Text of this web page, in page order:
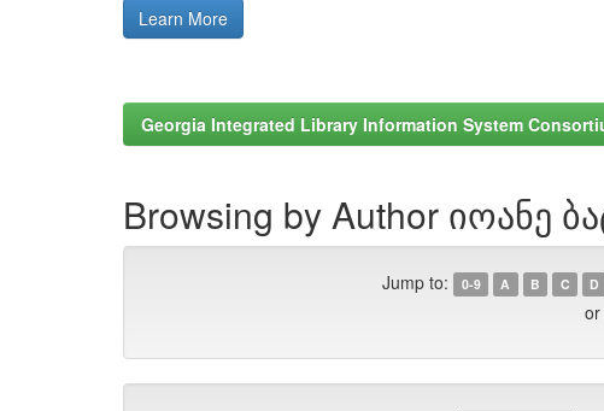
Learn More
Georgia Integrated Library Information System
Browsing by Author იოანე
Jump to: 0-9 A B C D
or